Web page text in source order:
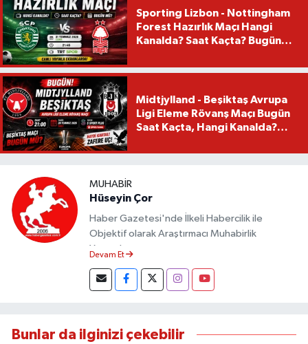
Sporting Lizbon - Nottingham
Forest Hazırlık Maçı Hangi
Kanalda? Saat Kaçta? Bugün
Midtjylland - Beşiktaş Avrupa
Ligi Eleme Rövanş Maçı Bugün
Saat Kaçta, Hangi Kanalda?
MUHABIR
Hüseyin Çor
Haber Gazetesi'nde İlkeli Habercilik ile
Objektif olarak Araştırmacı Muhabirlik
Yapmaktayım.
Devam Et
Bunlar da ilginizi çekebilir